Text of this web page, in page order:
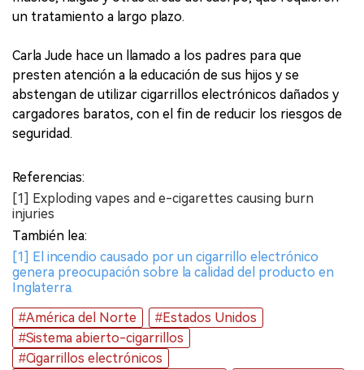
un tratamiento a largo plazo.
Carla Jude hace un llamado a los padres para que
presten atención a la educación de sus hijos y se
abstengan de utilizar cigarrillos electrónicos dañados y
cargadores baratos, con el fin de reducir los riesgos de
seguridad.
Referencias:
[1] Exploding vapes and e-cigarettes causing burn
injuries
También lea:
[1] El incendio causado por un cigarrillo electrónico
genera preocupación sobre la calidad del producto en
Inglaterra.
#América del Norte
#Estados Unidos
#Sistema abierto-cigarrillos
#Cigarrillos electrónicos